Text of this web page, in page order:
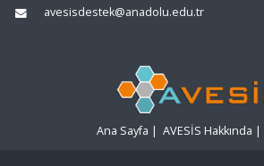
avesisdestek@anadolu.edu.tr
Ana Sayfa | AVESİS Hakkında |